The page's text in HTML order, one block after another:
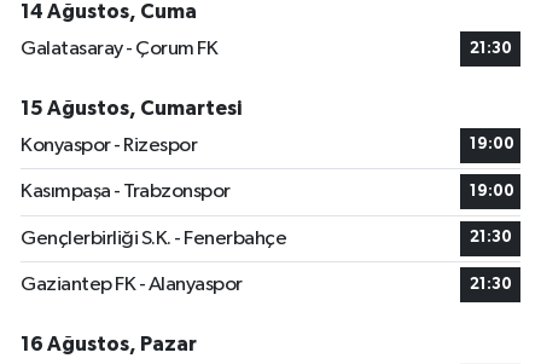
14 Ağustos, Cuma
Galatasaray - Çorum FK
21:30
15 Ağustos, Cumartesi
Konyaspor - Rizespor
19:00
Kasımpaşa - Trabzonspor 19:00
Gençlerbirliği S.K. - Fenerbahçe 21:30
Gaziantep FK - Alanyaspor 21:30
16 Ağustos, Pazar